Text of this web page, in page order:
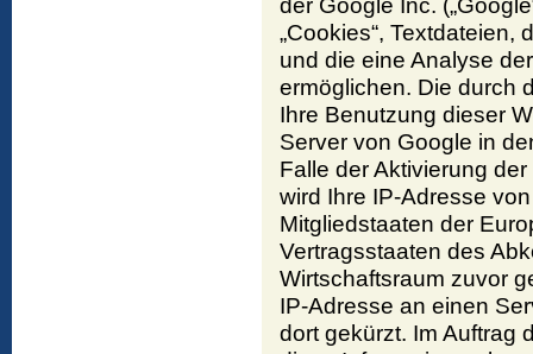
„Cookies“,
und die eine Analyse
ermöglichen. Die durch
Ihre Benutzung dieser
Server von Google in
Falle der Aktivierung
wird Ihre IP-Adresse
Mitgliedstaaten der
Vertragsstaaten des
Wirtschaftsraum zuvor
IP-Adresse an einen
dort gekürzt. Im Auftrag